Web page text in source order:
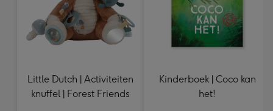
Little Dutch | Activiteiten
knuffel | Forest Friends
Kinderboek | Coco kan
het!